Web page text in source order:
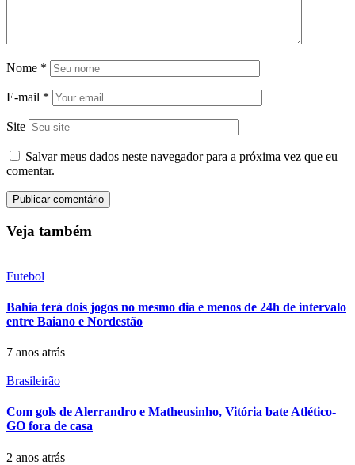
Nome *
E-mail *
Site
Salvar meus dados neste navegador para a próxima vez que eu
comentar.
Veja também
Futebol
Bahia terá dois jogos no mesmo dia e menos de 24h de intervalo
entre Baiano e Nordestão
7 anos atrás
Brasileirão
Com gols de Alerrandro e Matheusinho, Vitória bate Atlético-
GO fora de casa
2 anos atrás